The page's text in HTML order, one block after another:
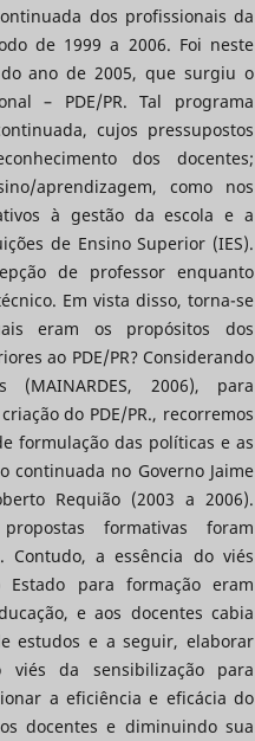
dos profissionais da
de 1999 a 2006. Foi neste
ano de 2005, que surgiu o
– PDE/PR. Tal programa
cujos pressupostos
dos docentes;
aprendizagem, como nos
à gestão da escola e a
de Ensino Superior (IES).
de professor enquanto
Em vista disso, torna-se
eram os propósitos dos
ao PDE/PR? Considerando
2006), para
do PDE/PR., recorremos
formulação das políticas e as
continuada no Governo Jaime
Requião (2003 a 2006).
formativas foram
Contudo, a essência do viés
para formação eram
e aos docentes cabia
estudos e a seguir, elaborar
viés da sensibilização para
a eficiência e eficácia do
docentes e diminuindo sua